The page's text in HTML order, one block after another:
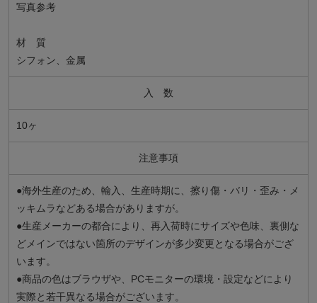
写真参考
材 質
シフォン、金属
入 数
10ヶ
注意事項
●海外生産のため、輸入、生産時期に、擦り傷・バリ・歪み・メ
ッキムラなどある場合がありますが。
●生産メーカーの都合により、再入荷時にサイズや色味、裏側な
どメインではない箇所のデザインが多少変更となる場合がござ
います。
●商品の色はブラウザや、PCモニターの環境・設定などにより
実際と若干異なる場合がございます。